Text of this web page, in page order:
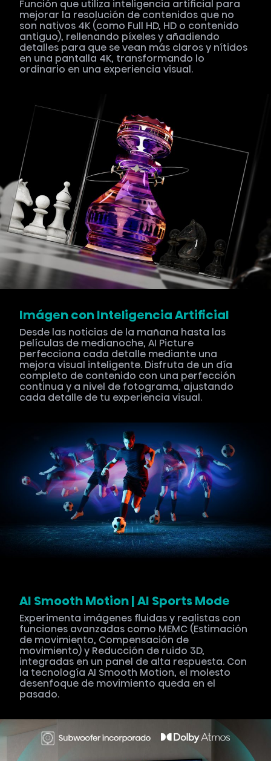
Función que utiliza inteligencia artificial para
mejorar la resolución de contenidos que no
son nativos 4K (como Full HD, HD o contenido
antiguo), rellenando píxeles y añadiendo
detalles para que se vean más claros y nítidos
en una pantalla 4K, transformando lo
ordinario en una experiencia visual.
Imágen con Inteligencia Artificial
Desde las noticias de la mañana hasta las
películas de medianoche, AI Picture
perfecciona cada detalle mediante una
mejora visual inteligente. Disfruta de un día
completo de contenido con una perfección
continua y a nivel de fotograma, ajustando
cada detalle de tu experiencia visual.
AI Smooth Motion | AI Sports Mode
Experimenta imágenes fluidas y realistas con
funciones avanzadas como MEMC (Estimación
de movimiento, Compensación de
movimiento) y Reducción de ruido 3D,
integradas en un panel de alta respuesta. Con
la tecnología AI Smooth Motion, el molesto
desenfoque de movimiento queda en el
pasado.